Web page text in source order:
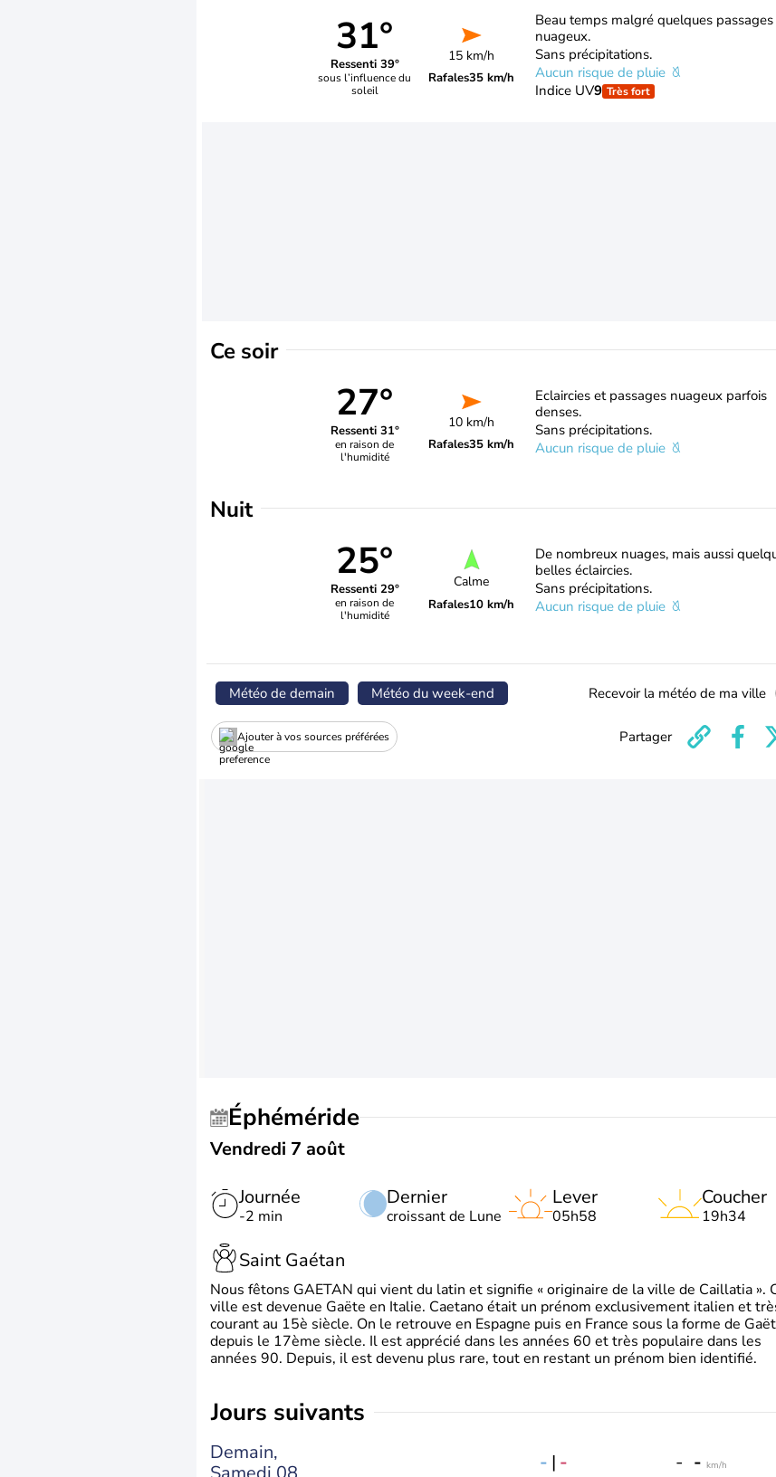
31°
Ressenti 39°
sous l’influence du
soleil
15 km/h
Rafales35 km/h
Beau temps malgré quelques passages
nuageux.
Sans précipitations.
Aucun risque de pluie
Indice UV9 Très fort
Ce soir
27°
Ressenti 31°
en raison de
l'humidité
10 km/h
Rafales35 km/h
Eclaircies et passages nuageux parfois
denses.
Sans précipitations.
Aucun risque de pluie
Nuit
25°
Ressenti 29°
en raison de
l'humidité
Calme
Rafales10 km/h
De nombreux nuages, mais aussi
belles éclaircies.
Sans précipitations.
Aucun risque de pluie
Météo de demain Météo du week-end Recevoir la météo de ma ville
Ajouter à vos sources préférées Partager
Éphéméride
Vendredi 7 août
Journée
-2 min
Dernier
croissant de Lune
Lever
05h58
Coucher
19h34
Saint Gaétan
Nous fêtons GAETAN qui vient du latin et signifie « originaire de la ville de Caillatia ».
ville est devenue Gaëte en Italie. Caetano était un prénom exclusivement italien et
courant au 15è siècle. On le retrouve en Espagne puis en France sous la forme de
depuis le 17ème siècle. Il est apprécié dans les années 60 et très populaire dans les
années 90. Depuis, il est devenu plus rare, tout en restant un prénom bien identifié.
jours suivants
Demain,
- | - - - km/h